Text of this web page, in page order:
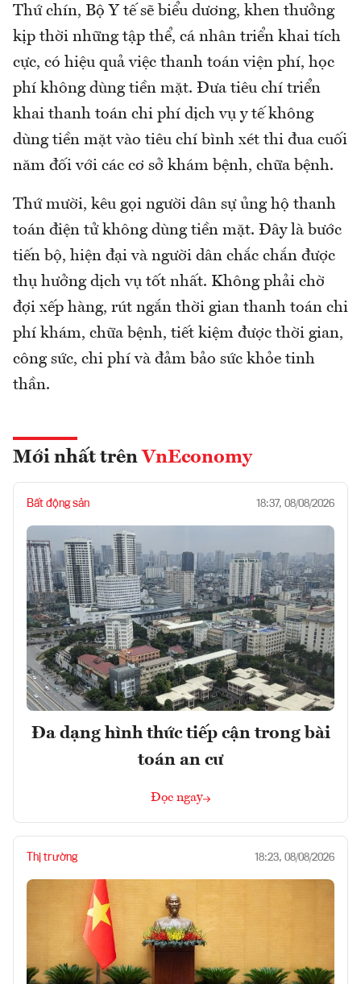
Thứ chín, Bộ Y tế sẽ biểu dương, khen thưởng
kịp thời những tập thể, cá nhân triển khai tích
cực, có hiệu quả việc thanh toán viện phí, học
phí không dùng tiền mặt. Đưa tiêu chí triển
khai thanh toán chi phí dịch vụ y tế không
dùng tiền mặt vào tiêu chí bình xét thi đua cuối
năm đối với các cơ sở khám bệnh, chữa bệnh.
Thứ mười, kêu gọi người dân sự ủng hộ thanh
toán điện tử không dùng tiền mặt. Đây là bước
tiến bộ, hiện đại và người dân chắc chắn được
thụ hưởng dịch vụ tốt nhất. Không phải chờ
đợi xếp hàng, rút ngắn thời gian thanh toán chi
phí khám, chữa bệnh, tiết kiệm được thời gian,
công sức, chi phí và đảm bảo sức khỏe tinh
thần.
Mới nhất trên VnEconomy
Bất động sản 18:37, 08/08/2026
Đa dạng hình thức tiếp cận trong bài
toán an cư
Đọc ngay
Thị trường 18:23, 08/08/2026